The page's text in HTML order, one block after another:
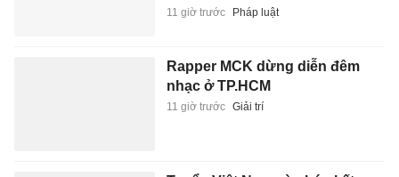
11 giờ trước Pháp luật
Rapper MCK dừng diễn đêm
nhạc ở TP.HCM
11 giờ trước Giải trí